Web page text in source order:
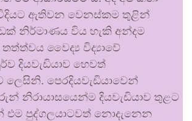
ඇතිවන වෙනස්කම තුළින්
නිර්මාණය විය හැකි අන්දම
වෛද්‍ය විද්‍යාවේ
දියවැඩියාව හෙවත්
ලෙසිනි. පෙරදියවැඩියාවෙන්
නිරායාසයෙන්ම දියවැඩියාව තුළට
පුද්ගලයාටවත් නොදැනෙන